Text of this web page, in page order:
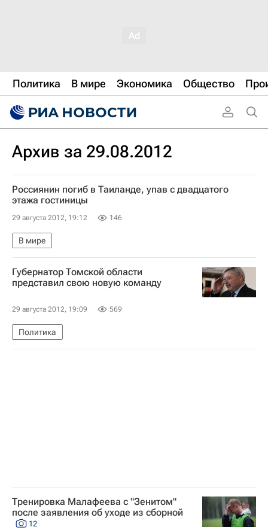
Политика В мире Экономика Общество
Архив за 29.08.2012
Россиянин погиб в Таиланде, упав с двадцатого
этажа гостиницы
29 августа 2012, 19:12 146
В мире
Губернатор Томской области
представил свою новую команду
29 августа 2012, 19:09 569
Политика
Тренировка Малафеева с "Зенитом"
после заявления об уходе из сборной
12